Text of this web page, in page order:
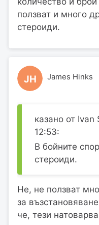
ползват и много
стероиди.
JH James Hinks
казано от
12:53:
В бойните
стероиди.
Не, не ползват
за
че, тези